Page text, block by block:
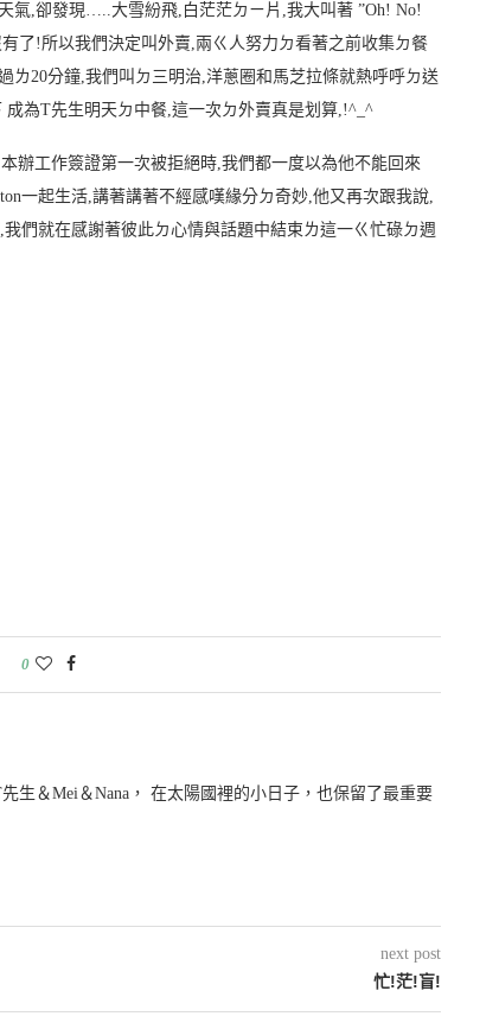
氣,卻發現…..大雪紛飛, 白茫茫ㄉㄧ片 ,我大叫著 ”Oh! No!
了! 所以我們決定叫外賣,兩ㄍ人努力ㄉ看著之前收集ㄉ餐
ㄌ20分鐘,我們叫ㄉ三明治,洋蔥圈和馬芝拉條就熱呼呼ㄉ送
成為T先生明天ㄉ中餐,這一次ㄉ外賣真是划算,!^_^
辦工作簽證第一次被拒絕時,我們都一度以為他不能回來
一起生活,講著講著不經感嘆緣分ㄉ奇妙,他又再次跟我說,
,我們就在感謝著彼此ㄉ心情與話題中結束ㄌ這一ㄍ忙碌ㄉ週
0
生＆Mei＆Nana， 在太陽國裡的小日子，也保留了最重要
next post
忙!茫!盲!